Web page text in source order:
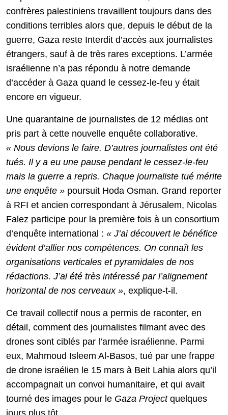
confrères palestiniens travaillent toujours dans des
conditions terribles alors que, depuis le début de la
guerre, Gaza reste Interdit d’accès aux journalistes
étrangers, sauf à de très rares exceptions. L’armée
israélienne n’a pas répondu à notre demande
d’accéder à Gaza quand le cessez-le-feu y était
encore en vigueur.
Une quarantaine de journalistes de 12 médias ont
pris part à cette nouvelle enquête collaborative.
« Nous devions le faire. D’autres journalistes ont été
tués. Il y a eu une pause pendant le cessez-le-feu
mais la guerre a repris. Chaque journaliste tué mérite
une enquête » poursuit Hoda Osman. Grand reporter
à RFI et ancien correspondant à Jérusalem, Nicolas
Falez participe pour la première fois à un consortium
d’enquête international : « J’ai découvert le bénéfice
évident d’allier nos compétences. On connaît les
organisations verticales et pyramidales de nos
rédactions. J’ai été très intéressé par l’alignement
horizontal de nos cerveaux », explique-t-il.
Ce travail collectif nous a permis de raconter, en
détail, comment des journalistes filmant avec des
drones sont ciblés par l’armée israélienne. Parmi
eux, Mahmoud Isleem Al-Basos, tué par une frappe
de drone israélien le 15 mars à Beit Lahia alors qu’il
accompagnait un convoi humanitaire, et qui avait
tourné des images pour le Gaza Project quelques